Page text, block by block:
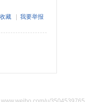
收藏 我要举报